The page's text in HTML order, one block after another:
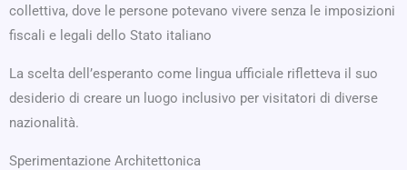
collettiva, dove le persone potevano vivere senza le imposizioni
fiscali e legali dello Stato italiano
La scelta dell’esperanto come lingua ufficiale rifletteva il suo
desiderio di creare un luogo inclusivo per visitatori di diverse
nazionalità.
Sperimentazione Architettonica